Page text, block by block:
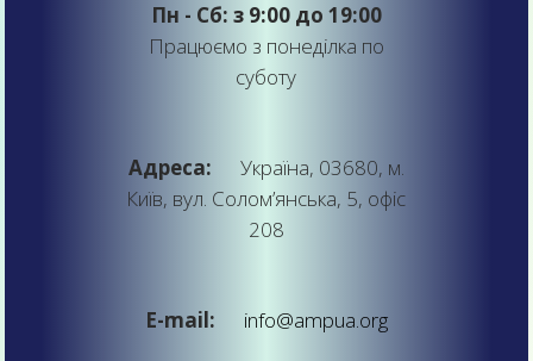
Пн - Сб: з 9:00 до 19:00
Працюємо з понеділка по
суботу
Адреса:
Україна, 03680, м.
Київ, вул. Солом’янська, 5, офіс
208
E-mail: info@ampua.org